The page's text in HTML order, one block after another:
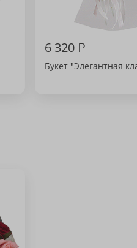
6 320₽
Букет "Элегантная